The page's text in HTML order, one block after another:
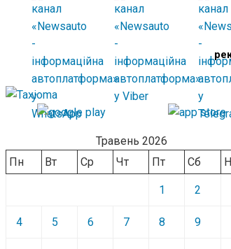
Травень 2026
Пн
Вт Ср Чт Пт Сб
1 2
4 5 6 7 8 9